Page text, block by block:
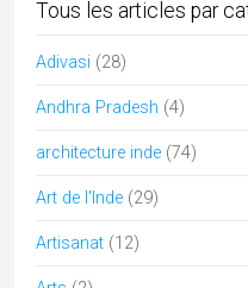
Tous les articles par
Adivasi (28)
Andhra Pradesh (4)
architecture inde (74)
Art de l'Inde (29)
Artisanat (12)